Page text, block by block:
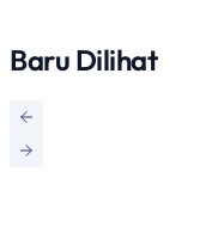
Baru Dilihat